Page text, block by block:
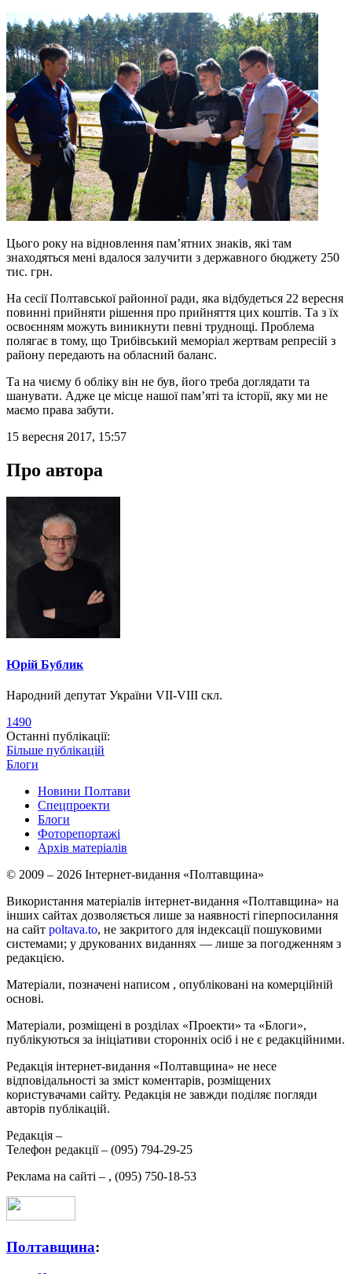
Цього року на відновлення пам’ятних знаків, які там
знаходяться мені вдалося залучити з державного бюджету 250
тис. грн.
На сесії Полтавської районної ради, яка відбудеться 22 вересня
повинні прийняти рішення про прийняття цих коштів. Та з їх
освоєнням можуть виникнути певні труднощі. Проблема
полягає в тому, що Трибівський меморіал жертвам репресій з
району передають на обласний баланс.
Та на чиєму б обліку він не був, його треба доглядати та
шанувати. Адже це місце нашої пам’яті та історії, яку ми не
маємо права забути.
15 вересня 2017, 15:57
Про автора
Юрій Бублик
Народний депутат України VII-VIII скл.
1490
Останні публікації:
Більше публікацій
Блоги
Новини Полтави
Спецпроекти
Блоги
Фоторепортажі
Архів матеріалів
© 2009 – 2026 Інтернет-видання «Полтавщина»
Використання матеріалів інтернет-видання «Полтавщина» на
інших сайтах дозволяється лише за наявності гіперпосилання
на сайт poltava.to, не закритого для індексації пошуковими
системами; у друкованих виданнях — лише за погодженням з
редакцією.
Матеріали, позначені написом , опубліковані на комерційній
основі.
Матеріали, розміщені в розділах «Проекти» та «Блоги»,
публікуються за ініціативи сторонніх осіб і не є редакційними.
Редакція інтернет-видання «Полтавщина» не несе
відповідальності за зміст коментарів, розміщених
користувачами сайту. Редакція не завжди поділяє погляди
авторів публікацій.
Редакція –
Телефон редакції – (095) 794-29-25
Реклама на сайті – , (095) 750-18-53
Полтавщина: